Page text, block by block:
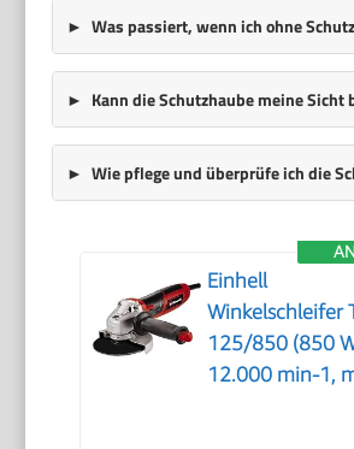
Was passiert, wenn ich ohne
Kann die Schutzhaube meine Sicht
Wie pflege und überprüfe ich die
Einhell
Winkelschleifer
125/850 (850
12.000 min-1,